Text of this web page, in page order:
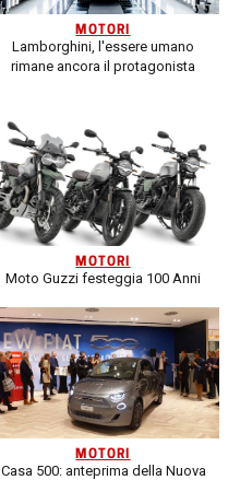
MOTORI
Lamborghini, l'essere umano
rimane ancora il protagonista
MOTORI
Moto Guzzi festeggia 100 Anni
MOTORI
Casa 500: anteprima della Nuova